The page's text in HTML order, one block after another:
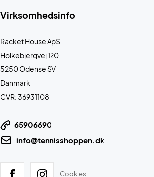
Virksomhedsinfo
Racket House ApS
Holkebjergvej 120
5250 Odense SV
Danmark
CVR: 36931108
65906690
info@tennisshoppen.dk
Cookies